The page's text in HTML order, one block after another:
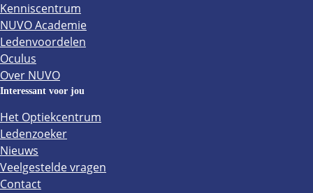
Kenniscentrum
NUVO Academie
Ledenvoordelen
Oculus
Over NUVO
Interessant voor jou
Het Optiekcentrum
Ledenzoeker
Nieuws
Veelgestelde vragen
Contact